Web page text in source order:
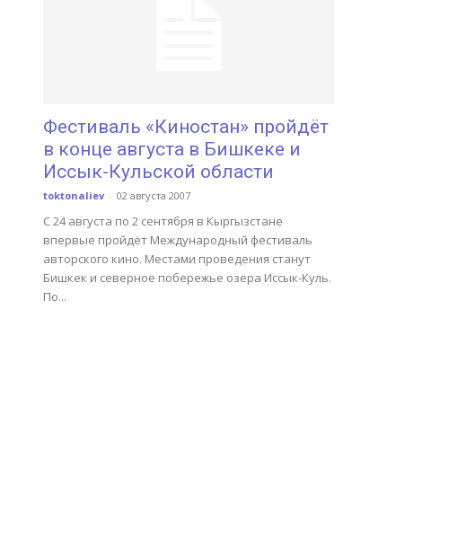
Фестиваль «Киностан» пройдёт
в конце августа в Бишкеке и
Иссык-Кульской области
toktonaliev - 02 августа 2007
С 24 августа по 2 сентября в Кыргызстане
впервые пройдёт Международный фестиваль
авторского кино. Местами проведения станут
Бишкек и северное побережье озера Иссык-Куль.
По...